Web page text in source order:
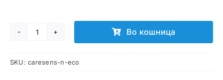
CareSens
Eco
Во кошница
SKU:caresens-n-eco